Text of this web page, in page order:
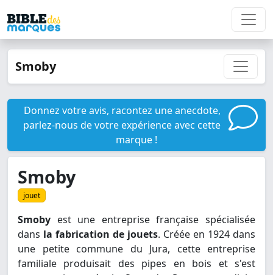
Smoby
Donnez votre avis, racontez une anecdote,
parlez-nous de votre expérience avec cette
marque !
Smoby
jouet
Smoby est une entreprise française spécialisée
dans la fabrication de jouets. Créée en 1924 dans
une petite commune du Jura, cette entreprise
familiale produisait des pipes en bois et s'est